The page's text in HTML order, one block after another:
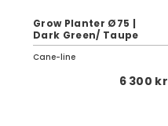
Grow Planter Ø75 |
Dark Green/ Taupe
Cane-line
6 300 kr